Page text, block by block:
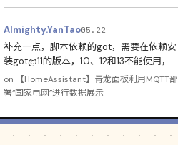
Almighty.YanTao05.22
补充一点，脚本依赖的got，需要在依赖安
装got@11的版本，10、12和13不能使用，会
导致脚本运行失败
on
【HomeAssistant】青龙面板利用MQTT部
署“国家电网”进行数据展示